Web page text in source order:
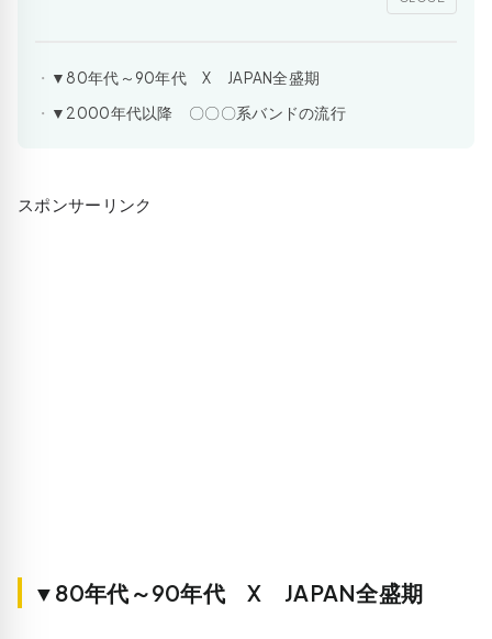
▼80年代～90年代 X JAPAN全盛期
▼2000年代以降 〇〇〇系バンドの流行
スポンサーリンク
▼80年代～90年代 X JAPAN全盛期